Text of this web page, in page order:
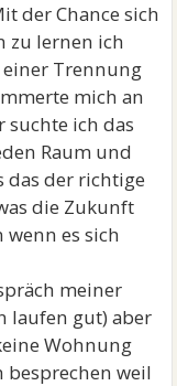
der Chance sich
zu lernen ich
Trennung
mich an
suchte ich das
Raum und
das der richtige
die Zukunft
es sich
meiner
laufen gut) aber
Wohnung
besprechen weil